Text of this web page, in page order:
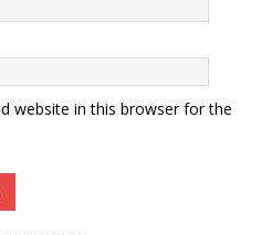
website in this browser for the